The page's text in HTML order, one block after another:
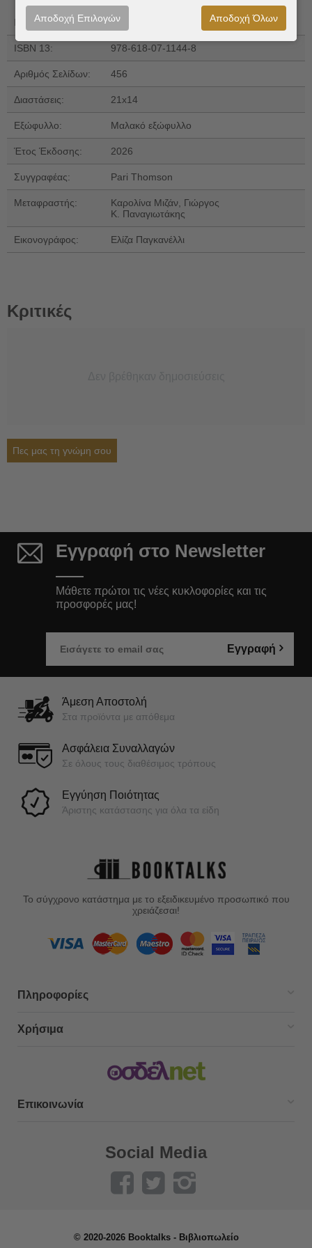
Εκδόσεις: Εκδόσεις Πατάκη
ISBN 13: 978-618-07-1144-8
Αριθμός Σελίδων: 456
Διαστάσεις: 21x14
Εξώφυλλο: Μαλακό εξώφυλλο
Έτος Έκδοσης: 2026
Συγγραφέας: Pari Thomson
Μεταφραστής:
Καρολίνα Μιζάν, Γιώργος
Κ. Παναγιωτάκης
Εικονογράφος: Ελίζα Παγκανέλλι
Κριτικές
Πες μας τη γνώμη σου
Εγγραφή στο Newsletter
Μάθετε πρώτοι τις νέες κυκλοφορίες και τις
προσφορές μας!
Εγγραφή
Άμεση Αποστολή
Στα προϊόντα με απόθεμα
Ασφάλεια Συναλλαγών
Σε όλους τους διαθέσιμος τρόπους
Εγγύηση Ποιότητας
Άριστης κατάστασης για όλα τα είδη
Το σύγχρονο κατάστημα με το εξειδικευμένο προσωπικό που
χρειάζεσαι!
Πληροφορίες
Χρήσιμα
Επικοινωνία
Social Media
© 2020-2026 Booktalks - Βιβλιοπωλείο
Αποδοχή Επιλογών Αποδοχή Όλων